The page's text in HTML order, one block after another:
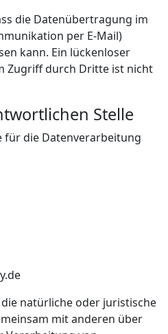
die Datenübertragung im
per E-Mail)
kann. Ein lückenloser
Zugriff durch Dritte ist nicht
Stelle
für die Datenverarbeitung
natürliche oder juristische
mit anderen über